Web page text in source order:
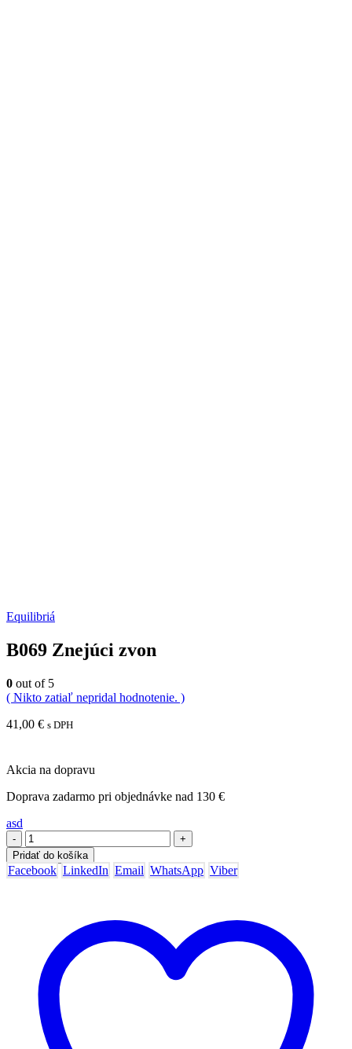
Equilibriá
B069 Znejúci zvon
0 out of 5
( Nikto zatiaľ nepridal hodnotenie. )
41,00 € s DPH
Akcia na dopravu
Doprava zadarmo pri objednávke nad 130 €
asd
-
+
Pridať do košíka
Facebook LinkedIn Email WhatsApp Viber